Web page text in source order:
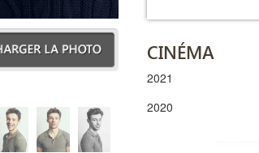
CINÉMA
2021
2020